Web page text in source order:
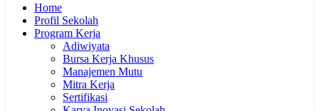
Home
Profil Sekolah
Program Kerja
Adiwiyata
Bursa Kerja Khusus
Manajemen Mutu
Mitra Kerja
Sertifikasi